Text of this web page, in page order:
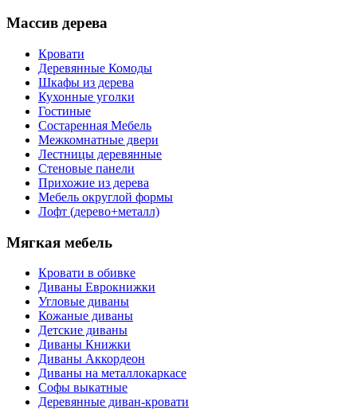
Массив дерева
Кровати
Деревянные Комоды
Шкафы из дерева
Кухонные уголки
Гостиные
Состаренная Мебель
Межкомнатные двери
Лестницы деревянные
Стеновые панели
Прихожие из дерева
Мебель округлой формы
Лофт (дерево+металл)
Мягкая мебель
Кровати в обивке
Диваны Еврокнижки
Угловые диваны
Кожаные диваны
Детские диваны
Диваны Книжки
Диваны Аккордеон
Диваны на металлокаркасе
Софы выкатные
Деревянные диван-кровати